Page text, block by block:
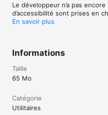
Le développeur n’a pas
d’accessibilité sont prises en
En savoir plus
Informations
Taille
65 Mo
Catégorie
Utilitaires